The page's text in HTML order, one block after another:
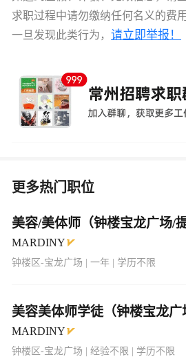
求职过程中请勿缴纳任何名义的费
一旦发现此类行为， 请立即举报！
更多热门职位
美容/美体师（钟楼宝龙广场/
MARDINY
钟楼区-宝龙广场 | 一年 | 学历不限
美容美体师学徒（钟楼宝龙广
MARDINY
钟楼区-宝龙广场 | 经验不限 | 学历不限